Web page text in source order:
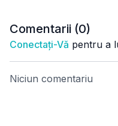
Comentarii (0)
Conectați-Vă pentru a
Niciun comentariu